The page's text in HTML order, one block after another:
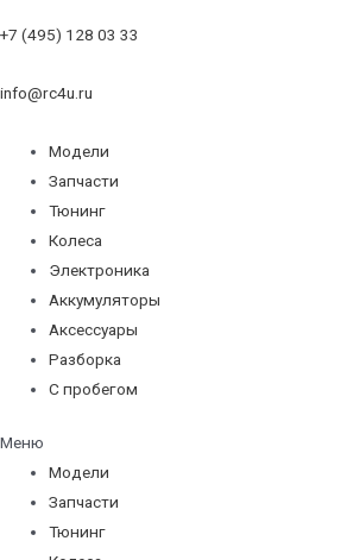
+7 (495) 128 03 33
info@rc4u.ru
Модели
Запчасти
Тюнинг
Колеса
Электроника
Аккумуляторы
Аксессуары
Разборка
С пробегом
Меню
Модели
Запчасти
Тюнинг